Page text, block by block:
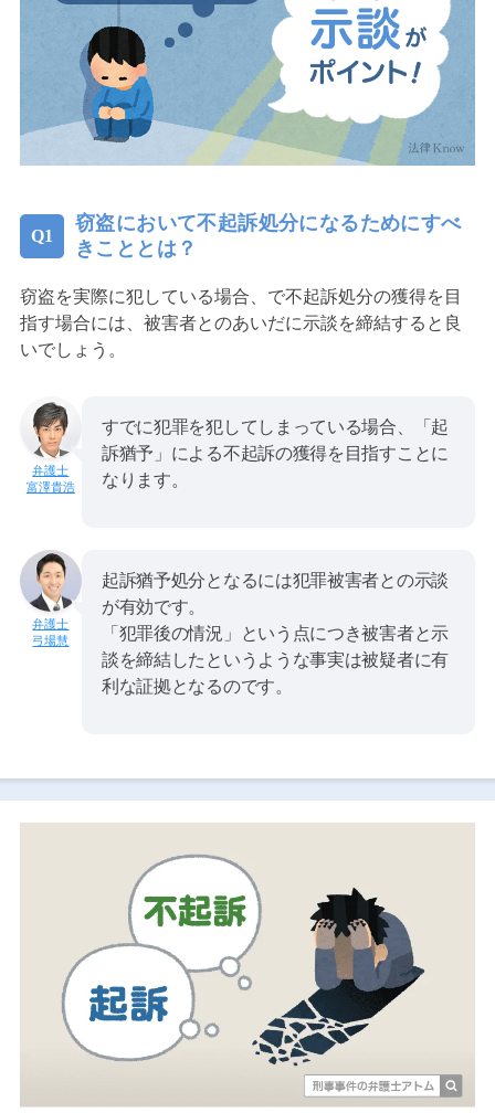
窃盗において不起訴処分になるためにすべ
きこととは？
窃盗を実際に犯している場合、で不起訴処分の獲得を目
指す場合には、被害者とのあいだに示談を締結すると良
いでしょう。
富澤貴浩
すでに犯罪を犯してしまっている場合、「起
訴猶予」による不起訴の獲得を目指すことに
なります。
弓場慧
起訴猶予処分となるには犯罪被害者との示談
が有効です。
「犯罪後の情況」という点につき被害者と示
談を締結したというような事実は被疑者に有
利な証拠となるのです。